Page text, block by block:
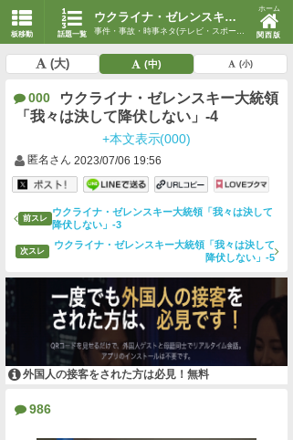
板移動 話題一覧
ウクライナ・ゼレンスキー大統領「我々は決して降伏しない」-4
事件・事故・時事ネタ(テレビ・スポーツ・時事)
ホーム
関西版
(大) (中) (小)
000
ウクライナ・ゼレンスキー大統領
「我々は決して降伏しない」-4
+本文表示(000)
匿名さん 2023/07/06 19:56
前スレ
ウクライナ・ゼレンスキー大統領「我々は決して
降伏しない」-3
次スレ
ウクライナ・ゼレンスキー大統領「我々は決して
降伏しない」-5
外国人の接客をされた方は必見！無料
986